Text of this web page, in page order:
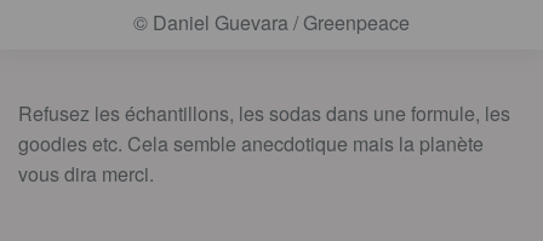
© Daniel Guevara / Greenpeace
Refusez les échantillons, les sodas dans une formule, les
goodies etc. Cela semble anecdotique mais la planète
vous dira merci.